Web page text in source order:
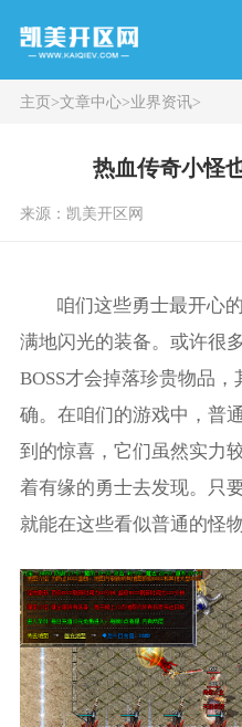
主页>文章中心>业界资讯>
热血传奇小怪
来源：凯美开区网
咱们这些勇士最开心
满地闪光的装备。或许很
BOSS才会掉落珍贵物品
确。在咱们的游戏中，普
到的惊喜，它们虽然实力
着有缘的勇士去发现。只
就能在这些看似普通的怪